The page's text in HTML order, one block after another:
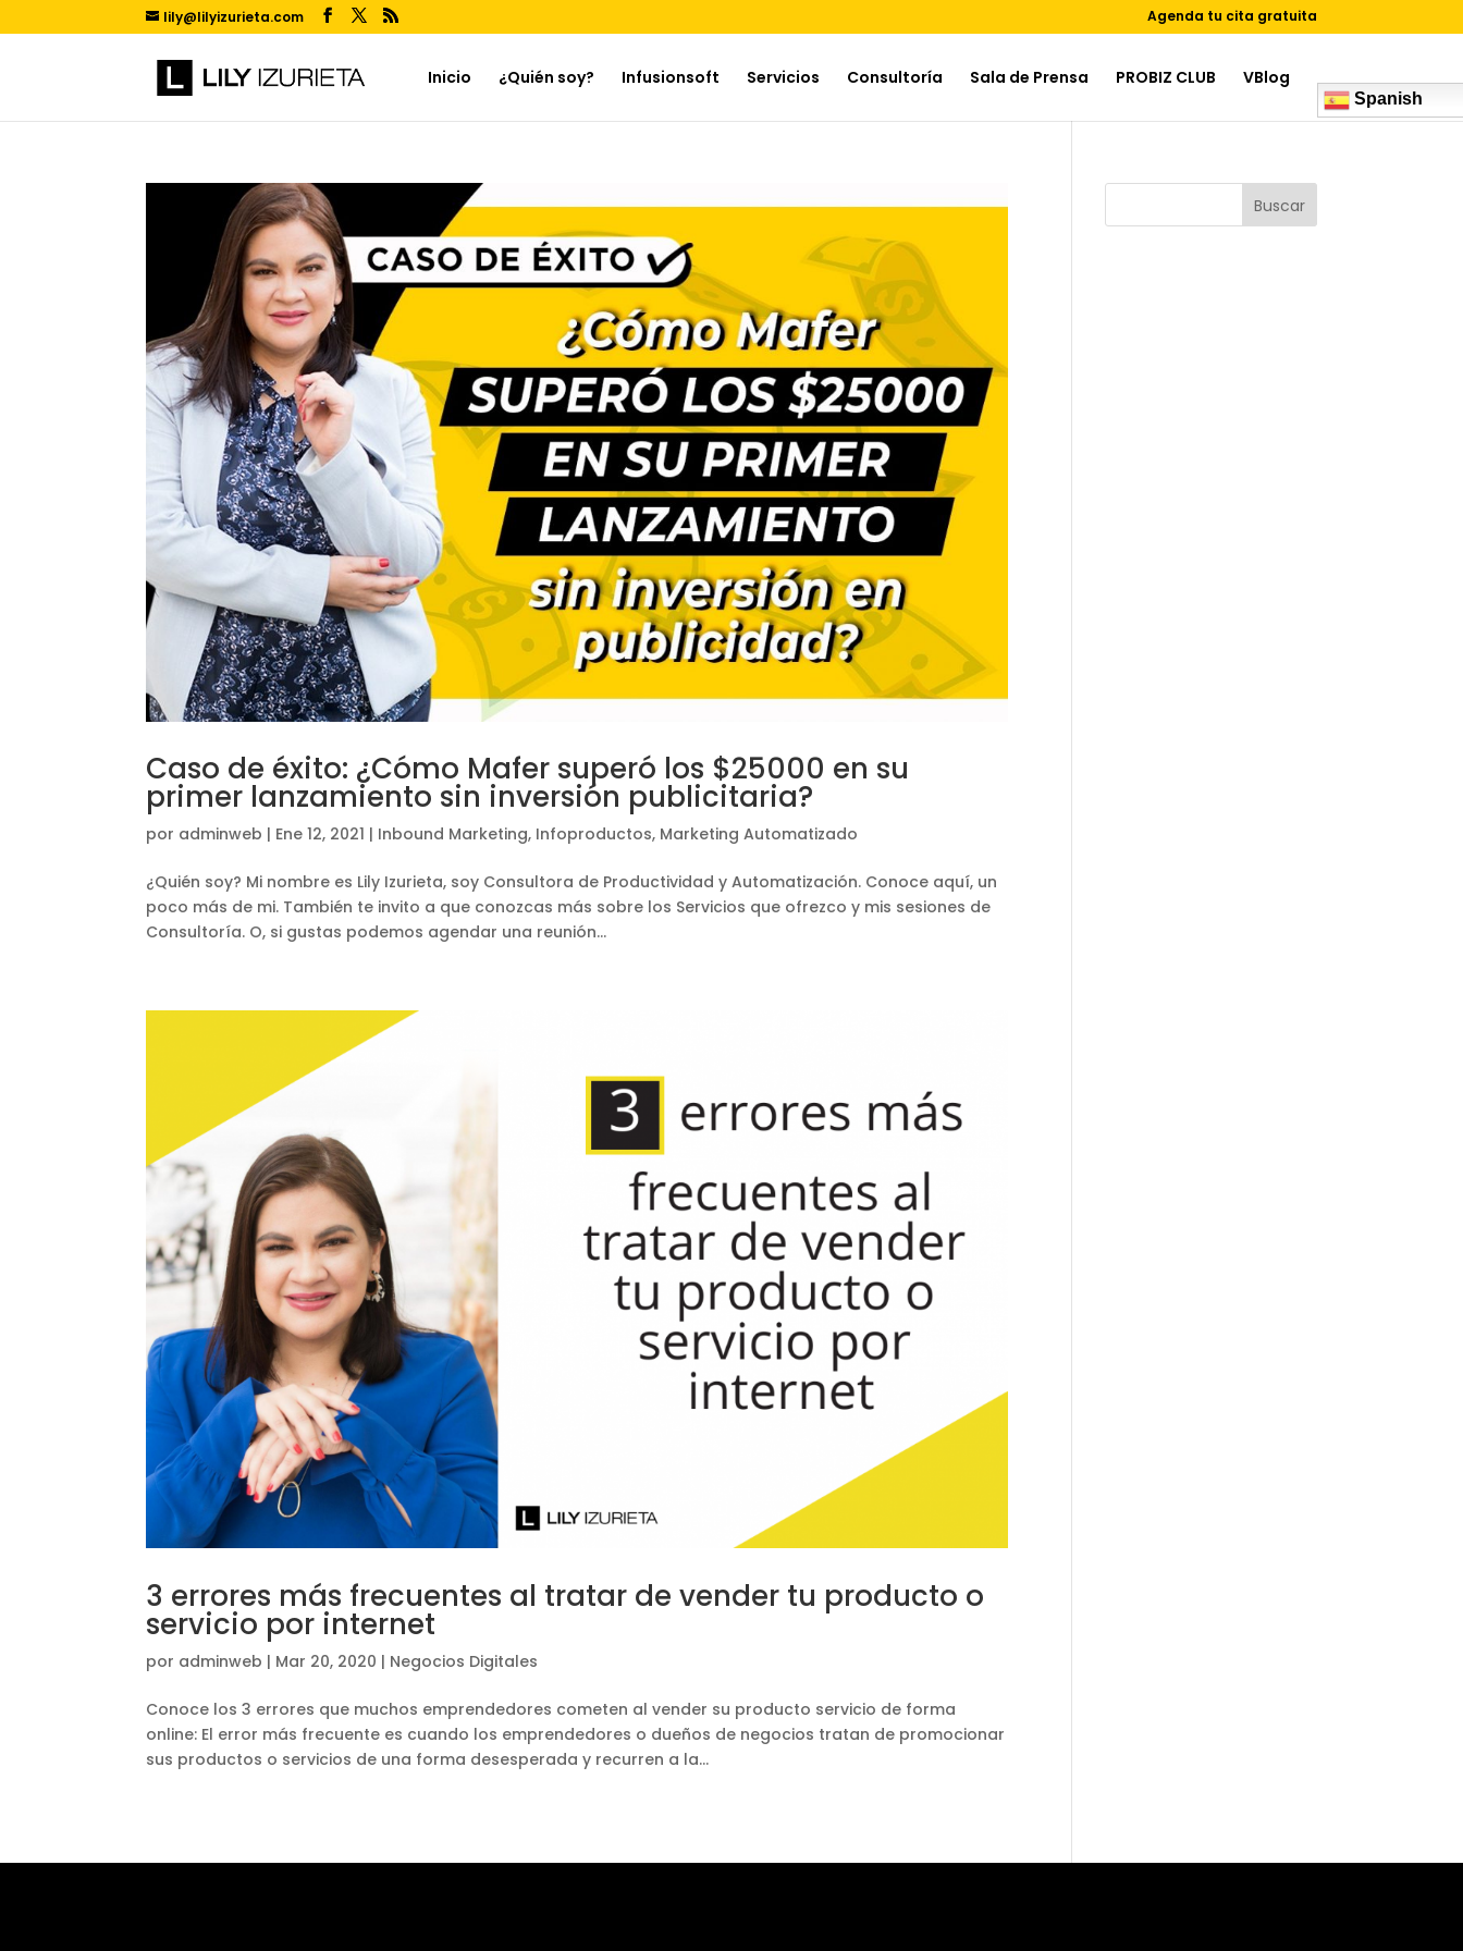
lily@lilyizurieta.com Agenda tu cita gratuita
Inicio ¿Quién soy? Infusionsoft Servicios Consultoría Sala de Prensa PROBIZ CLUB VBlog
Spanish
Caso de éxito: ¿Cómo Mafer superó los $25000 en su
primer lanzamiento sin inversión publicitaria?
por adminweb | Ene 12, 2021 | Inbound Marketing, Infoproductos, Marketing Automatizado
¿Quién soy? Mi nombre es Lily Izurieta, soy Consultora de Productividad y Automatización. Conoce aquí, un
poco más de mi. También te invito a que conozcas más sobre los Servicios que ofrezco y mis sesiones de
Consultoría. O, si gustas podemos agendar una reunión...
3 errores más frecuentes al tratar de vender tu producto o
servicio por internet
por adminweb | Mar 20, 2020 | Negocios Digitales
Conoce los 3 errores que muchos emprendedores cometen al vender su producto servicio de forma
online: El error más frecuente es cuando los emprendedores o dueños de negocios tratan de promocionar
sus productos o servicios de una forma desesperada y recurren a la...